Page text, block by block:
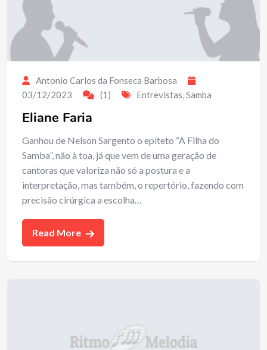
Antonio Carlos da Fonseca Barbosa
03/12/2023
(1) Entrevistas,Samba
Eliane Faria
Ganhou de Nelson Sargento o epíteto “A Filha do
Samba”, não à toa, já que vem de uma geração de
cantoras que valoriza não só a postura e a
interpretação, mas também, o repertório, fazendo com
precisão cirúrgica a escolha…
Read More